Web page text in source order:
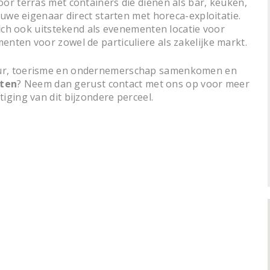
eigenaar direct starten met horeca-exploitatie.
ook uitstekend als evenementen locatie voor
voor zowel de particuliere als zakelijke markt.
toerisme en ondernemerschap samenkomen en
? Neem dan gerust contact met ons op voor meer
van dit bijzondere perceel.